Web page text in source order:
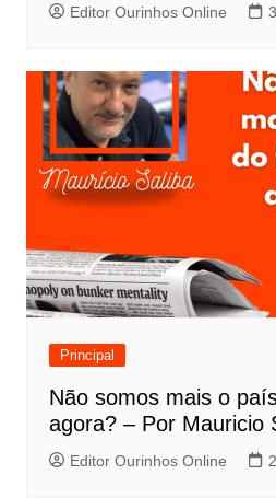
Editor Ourinhos Online
Principal
Não somos mais o
agora? – Por Mauricio
Editor Ourinhos Online